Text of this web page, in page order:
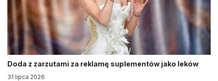
Doda z zarzutami za reklamę suplementów jako leków
31 lipca 2026